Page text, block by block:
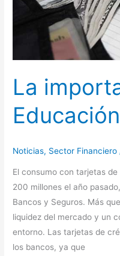
La
Noticias, Sector Financiero
El consumo con tarjetas
200 millones el año
Bancos y Seguros. Más
liquidez del mercado y un
entorno. Las tarjetas de
los bancos, ya que